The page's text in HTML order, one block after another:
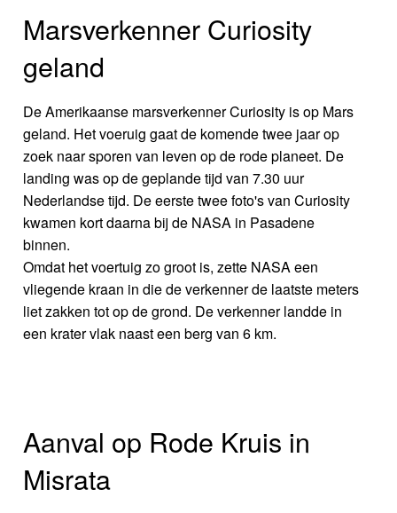
Marsverkenner Curiosity
geland
De Amerikaanse marsverkenner Curiosity is op Mars
geland. Het voeruig gaat de komende twee jaar op
zoek naar sporen van leven op de rode planeet. De
landing was op de geplande tijd van 7.30 uur
Nederlandse tijd. De eerste twee foto's van Curiosity
kwamen kort daarna bij de NASA in Pasadene
binnen.
Omdat het voertuig zo groot is, zette NASA een
vliegende kraan in die de verkenner de laatste meters
liet zakken tot op de grond. De verkenner landde in
een krater vlak naast een berg van 6 km.
Aanval op Rode Kruis in
Misrata